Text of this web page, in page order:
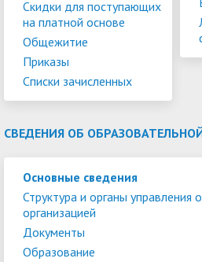
Скидки для поступающих
на платной основе
Общежитие
Приказы
Списки зачисленных
СВЕДЕНИЯ ОБ
Основные сведения
Структура и органы управления
организацией
Документы
Образование